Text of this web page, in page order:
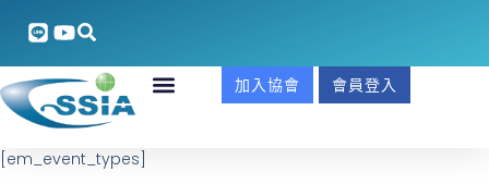
加入協會 會員登入
[em_event_types]